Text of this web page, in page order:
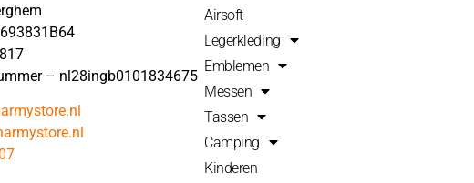
– nl28ingb0101834675
Airsoft
Legerkleding
Emblemen
Messen
Tassen
Camping
Kinderen